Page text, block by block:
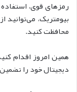
رمزهای قوی،
بیومتریک،
محافظت کنید.
همین امروز اقدام
دیجیتال خود را